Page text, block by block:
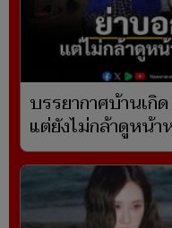
บรรยากาศบ้านเกิ
แต่ยังไม่กล้าดูหน้า